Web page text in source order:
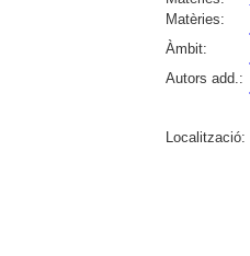
Matèries:
Àmbit:
Autors add.:
Localització: